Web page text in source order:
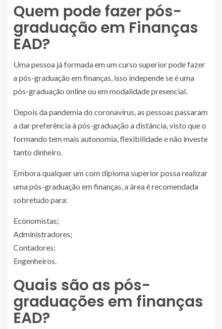
Quem pode fazer pós-
graduação em Finanças
EAD?
Uma pessoa já formada em um curso superior pode fazer
a pós-graduação em finanças, isso independe se é uma
pós-graduação online ou em modalidade presencial.
Depois da pandemia do coronavírus, as pessoas passaram
a dar preferência à pós-graduação a distância, visto que o
formando tem mais autonomia, flexibilidade e não investe
tanto dinheiro.
Embora qualquer um com diploma superior possa realizar
uma pós-graduação em finanças, a área é recomendada
sobretudo para:
Economistas;
Administradores;
Contadores;
Engenheiros.
Quais são as pós-
graduações em finanças
EAD?